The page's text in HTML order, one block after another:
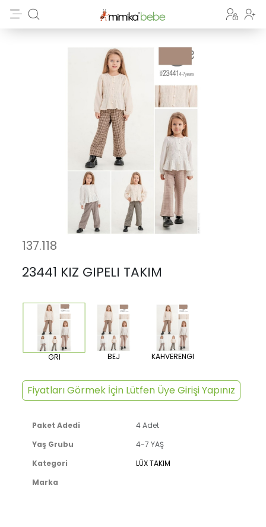
137.118
23441 KIZ GIPELI TAKIM
GRI BEJ KAHVERENGI
Fiyatları Görmek İçin Lütfen Üye Girişi Yapınız
Paket Adedi
4 Adet
Yaş Grubu
4-7 YAŞ
Kategori
LÜX TAKIM
Marka